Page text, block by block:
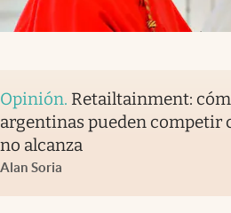
Opinión. Retailtainment:
argentinas pueden competir
no alcanza
Alan Soria